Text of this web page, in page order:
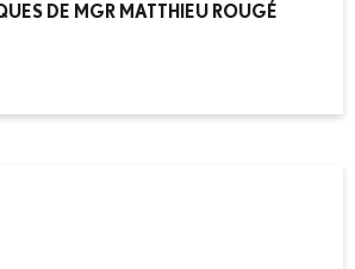
DE MGR MATTHIEU ROUGÉ